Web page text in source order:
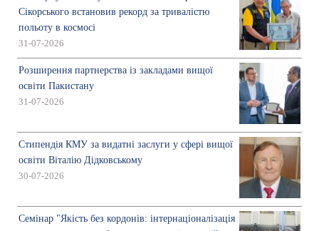
Сікорського встановив рекорд за тривалістю
польоту в космосі
31-07-2026
Розширення партнерства із закладами вищої
освіти Пакистану
31-07-2026
Стипендія КМУ за видатні заслуги у сфері вищої
освіти Віталію Дідковському
30-07-2026
Семінар "Якість без кордонів: інтернаціоналізація